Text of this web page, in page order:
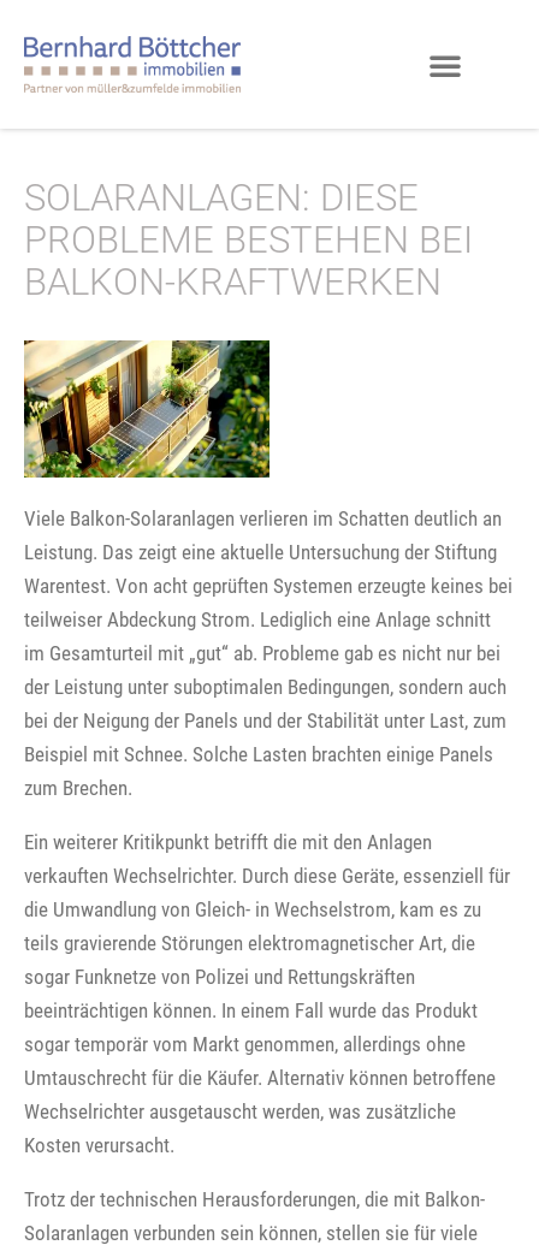
SOLARANLAGEN: DIESE
PROBLEME BESTEHEN BEI
BALKON-KRAFTWERKEN
Viele Balkon-Solaranlagen verlieren im Schatten deutlich an
Leistung. Das zeigt eine aktuelle Untersuchung der Stiftung
Warentest. Von acht geprüften Systemen erzeugte keines bei
teilweiser Abdeckung Strom. Lediglich eine Anlage schnitt
im Gesamturteil mit „gut“ ab. Probleme gab es nicht nur bei
der Leistung unter suboptimalen Bedingungen, sondern auch
bei der Neigung der Panels und der Stabilität unter Last, zum
Beispiel mit Schnee. Solche Lasten brachten einige Panels
zum Brechen.
Ein weiterer Kritikpunkt betrifft die mit den Anlagen
verkauften Wechselrichter. Durch diese Geräte, essenziell für
die Umwandlung von Gleich- in Wechselstrom, kam es zu
teils gravierende Störungen elektromagnetischer Art, die
sogar Funknetze von Polizei und Rettungskräften
beeinträchtigen können. In einem Fall wurde das Produkt
sogar temporär vom Markt genommen, allerdings ohne
Umtauschrecht für die Käufer. Alternativ können betroffene
Wechselrichter ausgetauscht werden, was zusätzliche
Kosten verursacht.
Trotz der technischen Herausforderungen, die mit Balkon-
Solaranlagen verbunden sein können, stellen sie für viele